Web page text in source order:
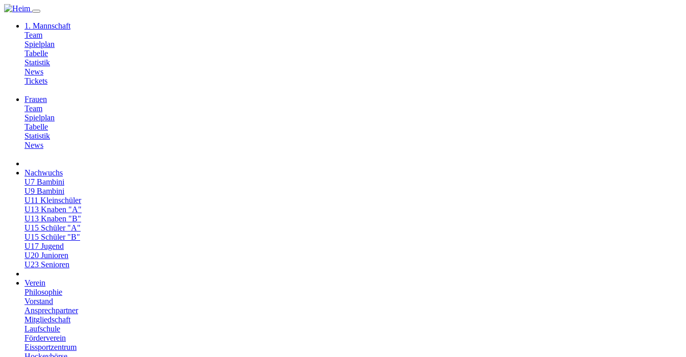
1. Mannschaft
Team
Spielplan
Tabelle
Statistik
News
Tickets
Frauen
Team
Spielplan
Tabelle
Statistik
News
Nachwuchs
U7 Bambini
U9 Bambini
U11 Kleinschüler
U13 Knaben "A"
U13 Knaben "B"
U15 Schüler "A"
U15 Schüler "B"
U17 Jugend
U20 Junioren
U23 Senioren
Verein
Philosophie
Vorstand
Ansprechpartner
Mitgliedschaft
Laufschule
Förderverein
Eissportzentrum